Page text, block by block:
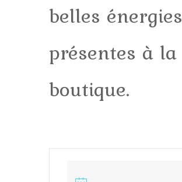
belles énergies
présentes à la
boutique.